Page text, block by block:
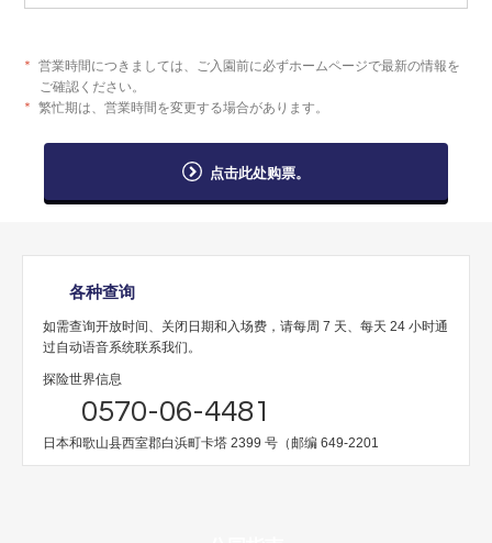
＊
営業時間につきましては、ご入園前に必ずホームページで最新の情報を
ご確認ください。
＊ 繁忙期は、営業時間を変更する場合があります。
点击此处购票。
各种查询
如需查询开放时间、关闭日期和入场费，请每周 7 天、每天 24 小时通
过自动语音系统联系我们。
探险世界信息
0570-06-4481
日本和歌山县西室郡白浜町卡塔 2399 号（邮编 649-2201